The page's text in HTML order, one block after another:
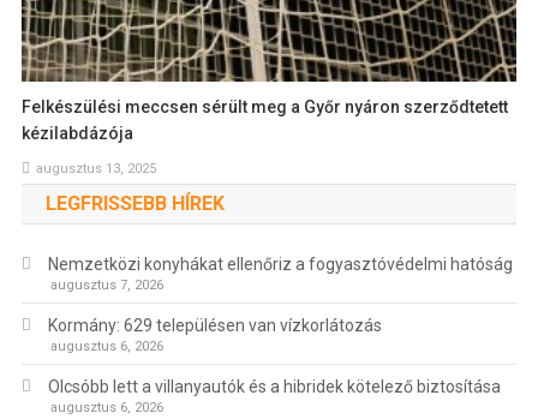
Felkészülési meccsen sérült meg a Győr nyáron szerződtetett
kézilabdázója
augusztus 13, 2025
LEGFRISSEBB HÍREK
Nemzetközi konyhákat ellenőriz a fogyasztóvédelmi hatóság
augusztus 7, 2026
Kormány: 629 településen van vízkorlátozás
augusztus 6, 2026
Olcsóbb lett a villanyautók és a hibridek kötelező biztosítása
augusztus 6, 2026